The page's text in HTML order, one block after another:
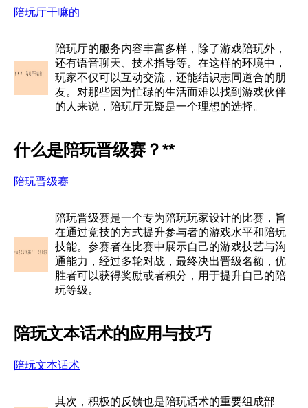
陪玩厅干嘛的
陪玩厅的服务内容丰富多样，除了游戏陪玩外，
还有语音聊天、技术指导等。在这样的环境中，
玩家不仅可以互动交流，还能结识志同道合的朋
友。对那些因为忙碌的生活而难以找到游戏伙伴
的人来说，陪玩厅无疑是一个理想的选择。
什么是陪玩晋级赛？**
陪玩晋级赛
陪玩晋级赛是一个专为陪玩玩家设计的比赛，旨
在通过竞技的方式提升参与者的游戏水平和陪玩
技能。参赛者在比赛中展示自己的游戏技艺与沟
通能力，经过多轮对战，最终决出晋级名额，优
胜者可以获得奖励或者积分，用于提升自己的陪
玩等级。
陪玩文本话术的应用与技巧
陪玩文本话术
其次，积极的反馈也是陪玩话术的重要组成部